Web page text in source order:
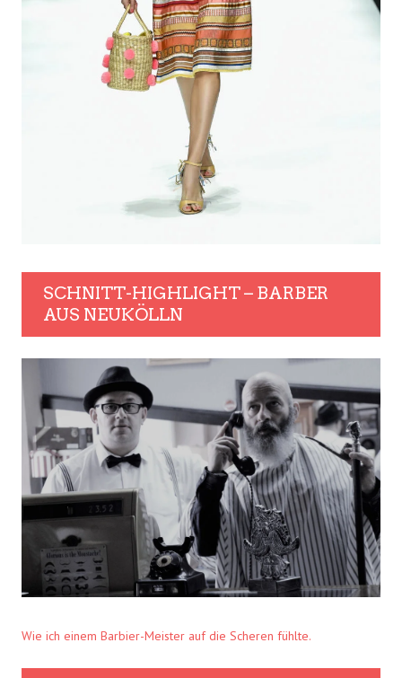
SCHNITT-HIGHLIGHT – BARBER
AUS NEUKÖLLN
Wie ich einem Barbier-Meister auf die Scheren fühlte.